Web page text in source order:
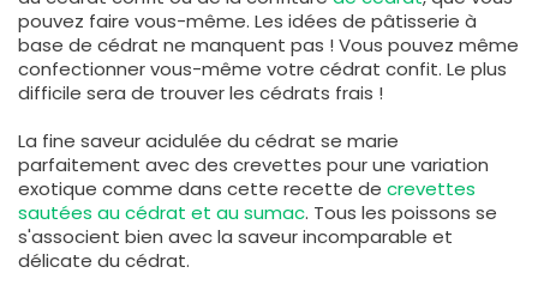
pouvez faire vous-même. Les idées de pâtisserie à
base de cédrat ne manquent pas ! Vous pouvez même
confectionner vous-même votre cédrat confit. Le plus
difficile sera de trouver les cédrats frais !
La fine saveur acidulée du cédrat se marie
parfaitement avec des crevettes pour une variation
exotique comme dans cette recette de crevettes
sautées au cédrat et au sumac. Tous les poissons se
s'associent bien avec la saveur incomparable et
délicate du cédrat.